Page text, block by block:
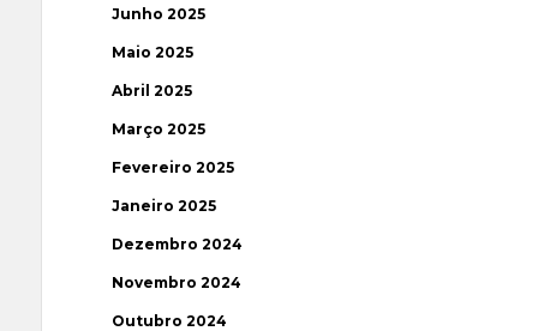
Junho 2025
Maio 2025
Abril 2025
Março 2025
Fevereiro 2025
Janeiro 2025
Dezembro 2024
Novembro 2024
Outubro 2024